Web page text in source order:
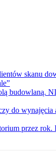
skanu
budowlaną.
do wynajęcia
przez rok.